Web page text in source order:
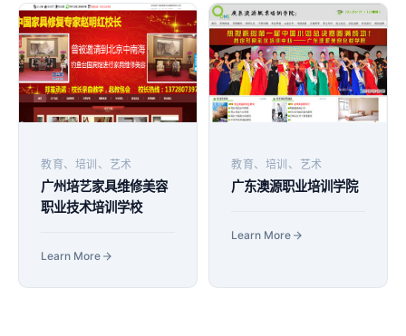
教育、培训、艺术
广州培艺家具维修美容
职业技术培训学校
Learn More
教育、培训、艺术
广东澳源职业培训学院
Learn More